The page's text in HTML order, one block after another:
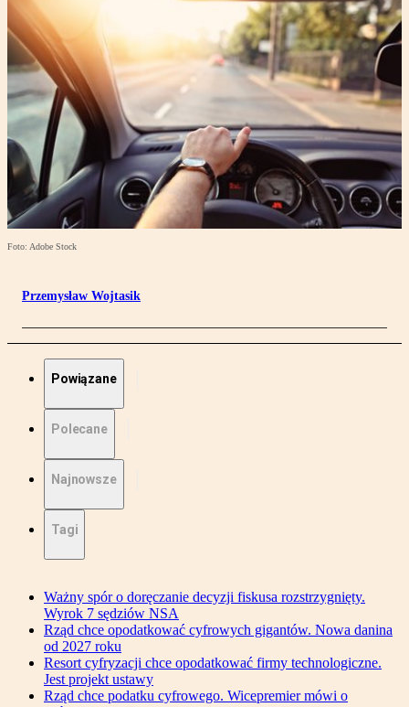
Foto: Adobe Stock
Przemysław Wojtasik
Powiązane
Polecane
Najnowsze
Tagi
Ważny spór o doręczanie decyzji fiskusa rozstrzygnięty.
Wyrok 7 sędziów NSA
Rząd chce opodatkować cyfrowych gigantów. Nowa danina
od 2027 roku
Resort cyfryzacji chce opodatkować firmy technologiczne.
Jest projekt ustawy
Rząd chce podatku cyfrowego. Wicepremier mówi o